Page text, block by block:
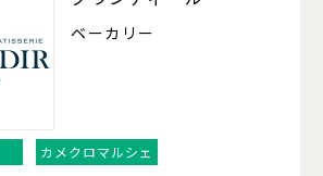
ベーカリー
カメクロマルシェ